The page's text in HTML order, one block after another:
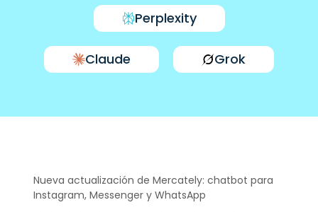
Perplexity
Claude Grok
Nueva actualización de Mercately: chatbot para
Instagram, Messenger y WhatsApp